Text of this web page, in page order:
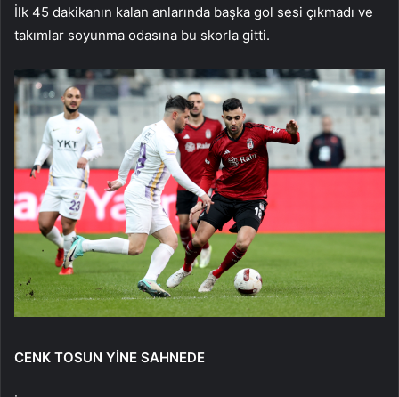
İlk 45 dakikanın kalan anlarında başka gol sesi çıkmadı ve
takımlar soyunma odasına bu skorla gitti.
CENK TOSUN YİNE SAHNEDE